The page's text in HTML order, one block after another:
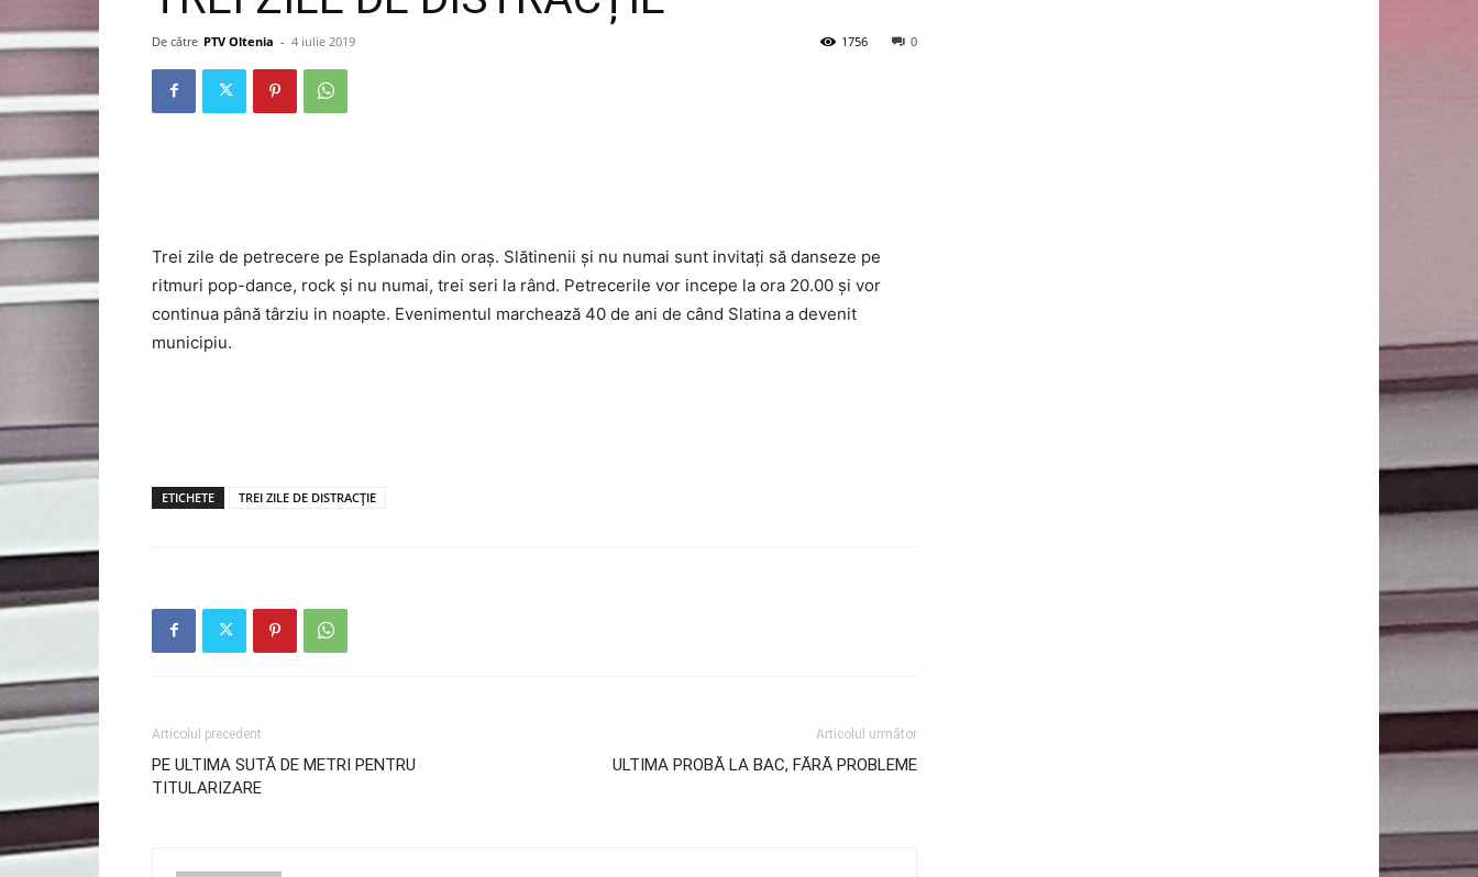
De către PTV Oltenia - 4 iulie 2019 0
1756
Trei zile de petrecere pe Esplanada din oraș. Slătinenii și nu numai sunt invitați să danseze pe
ritmuri pop-dance, rock și nu numai, trei seri la rând. Petrecerile vor incepe la ora 20.00 și vor
continua până târziu in noapte. Evenimentul marchează 40 de ani de când Slatina a devenit
municipiu.
ETICHETE TREI ZILE DE DISTRACȚIE
Articolul precedent
PE ULTIMA SUTĂ DE METRI PENTRU
TITULARIZARE
Articolul următor
ULTIMA PROBĂ LA BAC, FĂRĂ PROBLEME